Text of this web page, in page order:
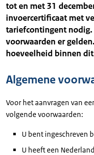
tot en met 31
invoercertificaat met
tariefcontingent
voorwaarden er
hoeveelheid binnen
Algemene
Voor het aanvragen van
volgende voorwaarden:
U bent ingeschreven
U heeft een